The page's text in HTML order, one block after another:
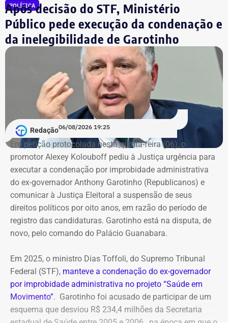
sobre marca, modelo ou valor de mercado dos relógios.
POLÍTICA
Após decisão do STF, Ministério
Público pede execução da condenação e
da inelegibilidade de Garotinho
Redação06/08/2026 19:25
Em petição protocolada nesta quinta-feira (06), o
promotor Alexey Kolouboff pediu à Justiça urgência para
executar a condenação por improbidade administrativa
do ex-governador Anthony Garotinho (Republicanos) e
comunicar à Justiça Eleitoral a suspensão de seus
direitos políticos por oito anos, em razão do período de
registro das candidaturas. Garotinho está na disputa, de
novo, pelo comando do Palácio Guanabara.
Em 2025, o ministro Dias Toffoli, do Supremo Tribunal
Federal (STF), manteve a condenação do ex-governador
por improbidade administrativa no projeto “Saúde em
Movimento”. Garotinho foi acusado de participar de um
esquema que desviou R$ 234,4 milhões da Secretaria